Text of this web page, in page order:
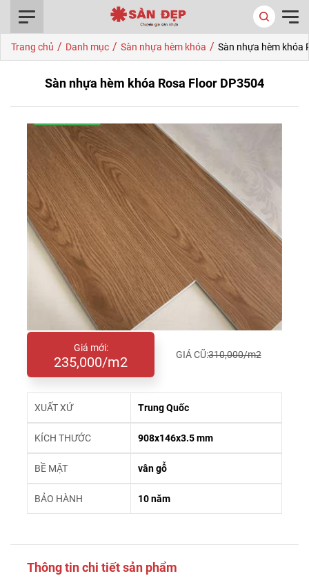
Trang chủ / Danh mục / Sàn nhựa hèm khóa / Sàn nhựa hèm khóa
Sàn nhựa hèm khóa Rosa Floor DP3504
Giá mới:
235,000/m2 GIÁ CŨ:310,000/m2
XUẤT XỨ Trung Quốc
KÍCH THƯỚC 908x146x3.5 mm
BỀ MẶT vân gỗ
BẢO HÀNH 10 năm
Thông tin chi tiết sản phẩm